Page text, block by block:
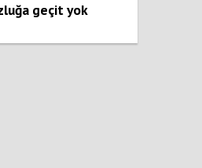
geçit yok